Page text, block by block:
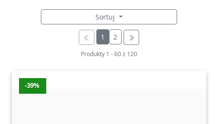
Sortuj
1 2
Produkty 1 -60z 120
-39%